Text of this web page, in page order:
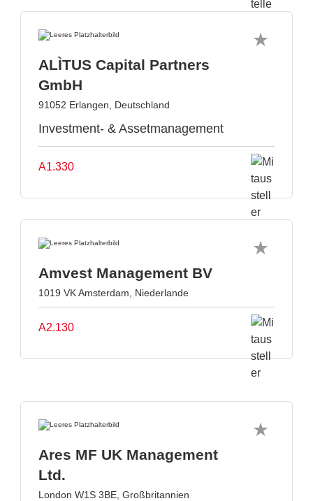
ALÌTUS Capital Partners
GmbH
91052 Erlangen, Deutschland
Investment- & Assetmanagement
A1.330
Amvest Management BV
1019 VK Amsterdam, Niederlande
A2.130
Ares MF UK Management
Ltd.
London W1S 3BE, Großbritannien